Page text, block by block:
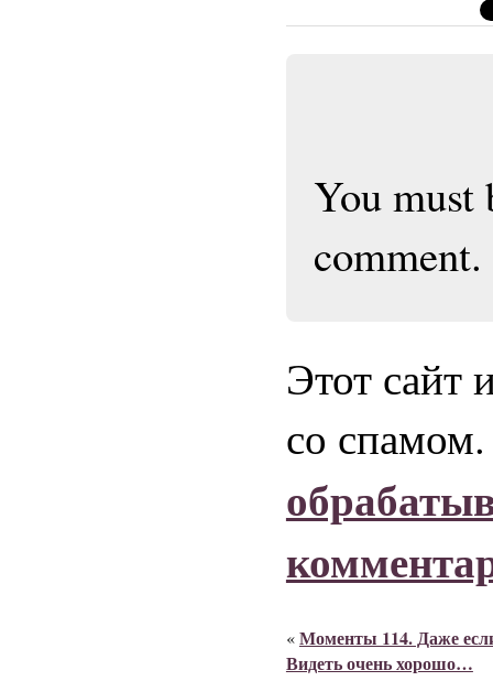
You must
comment.
Этот сайт
со
«Моменты 114. Даже
Видеть очень хорошо…